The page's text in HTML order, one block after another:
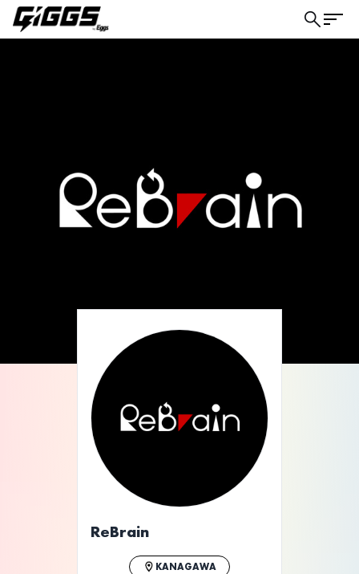
ライブ体験をもっと楽しく、もっと便利
ReBrain
KANAGAWA
こちら